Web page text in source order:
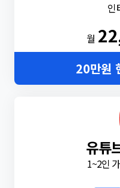
인
월
20만원
유튜
1~2인